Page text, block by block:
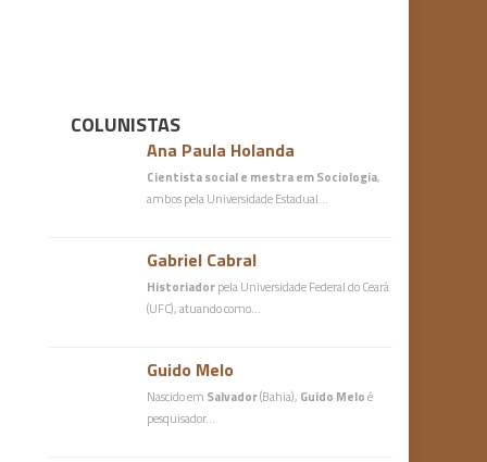
COLUNISTAS
Ana Paula Holanda
Cientista social e mestra em Sociologia,
ambos pela Universidade Estadual…
Gabriel Cabral
Historiadorpela Universidade Federal do Ceará
(UFC), atuando como…
Guido Melo
Nascido em Salvador(Bahia), Guido Meloé
pesquisador…